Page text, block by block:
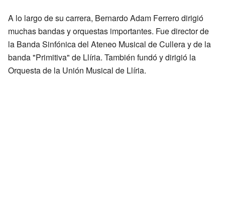
A lo largo de su carrera, Bernardo Adam Ferrero dirigió
muchas bandas y orquestas importantes. Fue director de
la Banda Sinfónica del Ateneo Musical de Cullera y de la
banda "Primitiva" de Llíria. También fundó y dirigió la
Orquesta de la Unión Musical de Llíria.